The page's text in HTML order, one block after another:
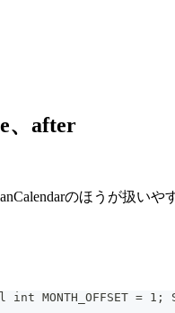
、after
のほうが扱い
int